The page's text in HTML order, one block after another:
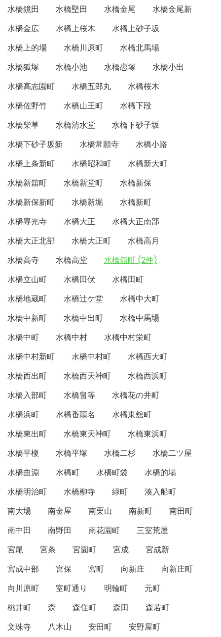
水橋鏡田
水橋堅田 水橋金尾
水橋金尾新
水橋金広
水橋上桜木
水橋上砂子坂
水橋上的場
水橋川原町
水橋北馬場
水橋狐塚
水橋小池 水橋恋塚
水橋小出
水橋高志園町
水橋五郎丸
水橋桜木
水橋佐野竹
水橋山王町
水橋下段
水橋柴草
水橋清水堂
水橋下砂子坂
水橋下砂子坂新
水橋常願寺
水橋小路
水橋上条新町
水橋昭和町
水橋新大町
水橋新舘町
水橋新堂町
水橋新保
水橋新保新町
水橋新堀
水橋新町
水橋専光寺
水橋大正
水橋大正南部
水橋大正北部
水橋大正町
水橋高月
水橋高寺
水橋高堂
水橋舘町 (2件)
水橋立山町
水橋田伏
水橋田町
水橋地蔵町
水橋辻ケ堂
水橋中大町
水橋中新町
水橋中出町
水橋中馬場
水橋中町
水橋中村
水橋中村栄町
水橋中村新町
水橋中村町
水橋西大町
水橋西出町
水橋西天神町
水橋西浜町
水橋入部町
水橋畠等
水橋花の井町
水橋浜町
水橋番頭名
水橋東舘町
水橋東出町
水橋東天神町
水橋東浜町
水橋平榎
水橋平塚 水橋二杉
水橋二ツ屋
水橋曲淵
水橋町 水橋町袋
水橋的場
水橋明治町
水橋柳寺 緑町
湊入船町
南大場
南金屋 南栗山 南新町
南田町
南中田
南野田 南花園町
三室荒屋
宮尾
宮条 宮園町 宮成
宮成新
宮成中部
宮保 宮町 向新庄
向新庄町
向川原町
室町通り 明輪町
元町
桃井町
森 森住町 森田
森若町
文珠寺
八木山 安田町 安野屋町